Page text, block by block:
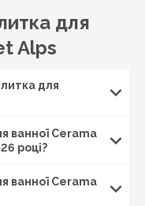
для
Alps
для
ванної Cerama
році?
ванної Cerama